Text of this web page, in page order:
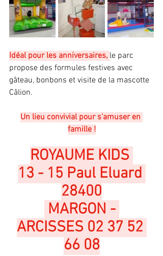
Idéal pour les anniversaires, le parc
propose des formules festives avec
gâteau, bonbons et visite de la mascotte
Câlion.
Un lieu convivial pour s’amuser en
famille !
ROYAUME KIDS
13 - 15 Paul Eluard
28400
ARCISSES 02 37 52
66 08